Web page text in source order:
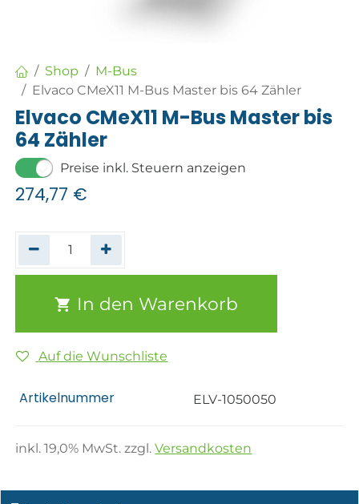
Shop
M-Bus
Elvaco CMeX11 M-Bus Master bis 64 Zähler
Elvaco CMeX11 M-Bus Master bis
64 Zähler
Preise inkl. Steuern anzeigen
274,77 €
In den Warenkorb
Auf die Wunschliste
Artikelnummer ELV-1050050
inkl.19,0% MwSt. zzgl.Versandkosten